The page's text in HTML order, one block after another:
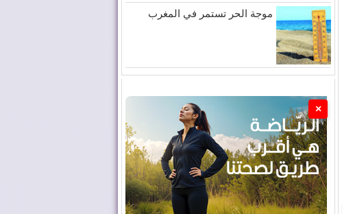
موجة الحر تستمر في المغرب
×